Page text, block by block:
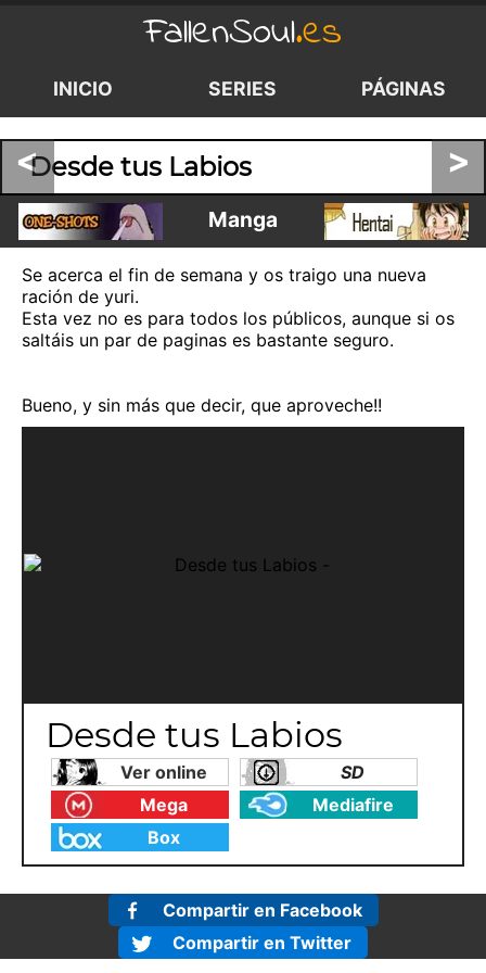
FallenSoul.es
INICIO SERIES PÁGINAS
< >
Desde tus Labios
Manga
Se acerca el fin de semana y os traigo una nueva
ración de yuri.
Esta vez no es para todos los públicos, aunque si os
saltáis un par de paginas es bastante seguro.
Bueno, y sin más que decir, que aproveche!!
Desde tus Labios
Ver online
SD
Mega
Mediafire
Box
Compartir en Facebook
Compartir en Twitter